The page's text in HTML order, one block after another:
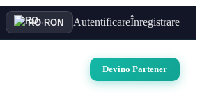
RO·RON AutentificareÎnregistrare
Devino Partener